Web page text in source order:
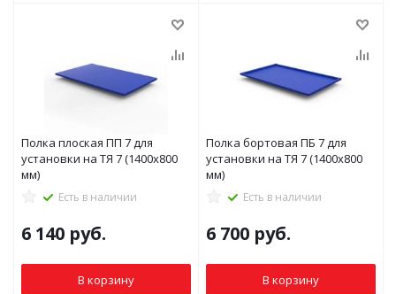
Полка плоская ПП 7 для
установки на ТЯ 7 (1400x800
мм)
Есть в наличии
6 140 руб.
В корзину
Полка бортовая ПБ 7 для
установки на ТЯ 7 (1400x800
мм)
Есть в наличии
6 700 руб.
В корзину